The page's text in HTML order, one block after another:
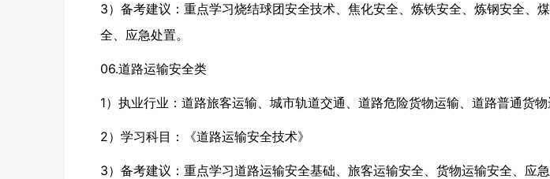
3）备考建议：重点学习烧结球团安全技术、焦化安全、炼铁安全、炼钢安全、
全、应急处置。
06.道路运输安全类
1）执业行业：道路旅客运输、城市轨道交通、道路危险货物运输、道路普通货
2）学习科目：《道路运输安全技术》
3）备考建议：重点学习道路运输安全基础、旅客运输安全、货物运输安全、应急